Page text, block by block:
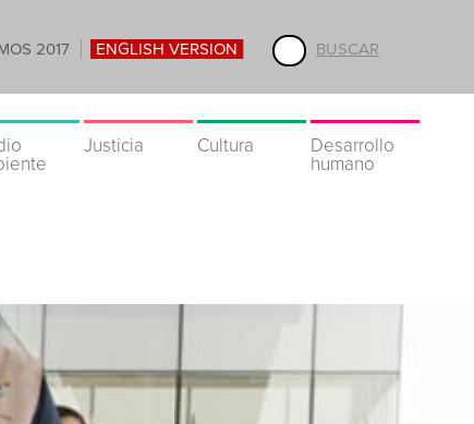
BUSCAR
2017 ENGLISH VERSION
Justicia Cultura
Desarrollo
humano